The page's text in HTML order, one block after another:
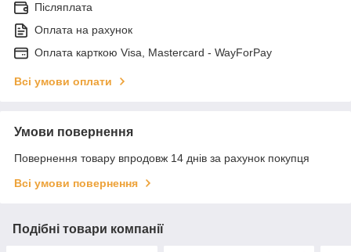
Післяплата
Оплата на рахунок
Оплата карткою Visa, Mastercard - WayForPay
Всі умови оплати
Умови повернення
Повернення товару впродовж 14 днів за рахунок покупця
Всі умови повернення
Подібні товари компанії